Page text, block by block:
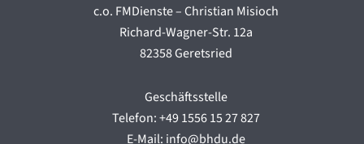
c.o. FMDienste – Christian Misioch
Richard-Wagner-Str. 12a
82358 Geretsried
Geschäftsstelle
Telefon: +49 1556 15 27 827
E-Mail: info@bhdu.de